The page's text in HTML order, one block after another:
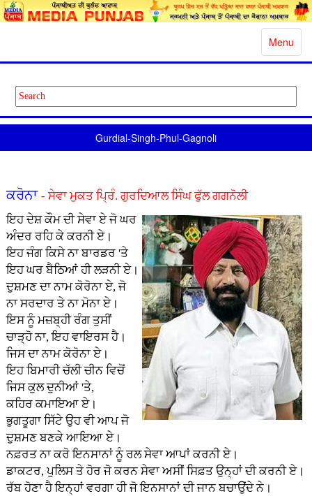
Toggle
Menu
Gurdial-Singh-Phul-Gagnoli
ਕਰੋਨਾ - ਸੇਵਾ ਮੁਕਤ ਪ੍ਰਿੰ. ਗੁਰਦਿਆਲ ਸਿੰਘ ਫੁੱਲ ਗਗਨੋਲੀ
ਇਹ ਦੇਸ਼ ਕੌਮ ਦੀ ਸੇਵਾ ਏ ਜੋ ਘਰ
ਅੰਦਰ ਰਹਿ ਕੇ ਕਰਨੀ ਏ।
ਇਹ ਜੰਗ ਕਿਸੇ ਨਾ ਬਾਰਡਰ 'ਤੇ
ਇਹ ਘਰ ਬੈਠਿਆਂ ਹੀ ਲੜਨੀ ਏ।
ਦੁਸ਼ਮਣ ਦਾ ਨਾਮ ਕੋਰੋਨਾ ਏ, ਜੋ
ਨਾ ਸਰਦਾਰ ਤੇ ਨਾ ਮੋਨਾ ਏ।
ਇਸ ਨੂੰ ਮਜ਼ਬ੍ਹੀ ਰੰਗ ਤੁਸੀਂ
ਚਾੜ੍ਹੋ ਨਾ, ਇਹ ਵਾਇਰਸ ਹੈ।
ਜਿਸ ਦਾ ਨਾਮ ਕੋਰੋਨਾ ਏ।
ਇਹ ਬਿਮਾਰੀ ਚੱਲੀ ਚੀਨ ਵਿਚੋਂ
ਜਿਸ ਕੁਲ ਦੁਨੀਆਂ 'ਤੇ,
ਕਹਿਰ ਕਮਾਇਆ ਏ।
ਭੁਗਤੂਗਾ ਸਿੱਟੇ ਉਹ ਵੀ ਆਪ ਜੋ
ਦੁਸ਼ਮਣ ਬਣਕੇ ਆਇਆ ਏ।
ਨਫ਼ਰਤ ਨਾ ਕਰੋ ਇਨਸਾਨਾਂ ਨੂੰ ਰਲ ਸੇਵਾ ਆਪਾਂ ਕਰਨੀ ਏ।
ਡਾਕਟਰ, ਪੁਲਿਸ ਤੇ ਹੋਰ ਜੋ ਕਰਨ ਸੇਵਾ ਅਸੀਂ ਸਿਫ਼ਤ ਉਨ੍ਹਾਂ ਦੀ ਕਰਨੀ ਏ।
ਰੱਬ ਹੋਣਾ ਹੈ ਇਨ੍ਹਾਂ ਵਰਗਾ ਹੀ ਜੋ ਇਨਸਾਨਾਂ ਦੀ ਜਾਨ ਬਚਾਉਂਦੇ ਨੇ।